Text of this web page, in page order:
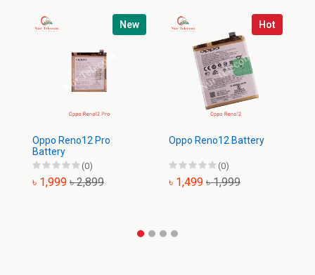
New
Oppo Reno12 Pro
Battery
(0)
৳ 1,999 ৳ 2,899
Hot
Oppo Reno12 Battery
(0)
৳ 1,499 ৳ 1,999